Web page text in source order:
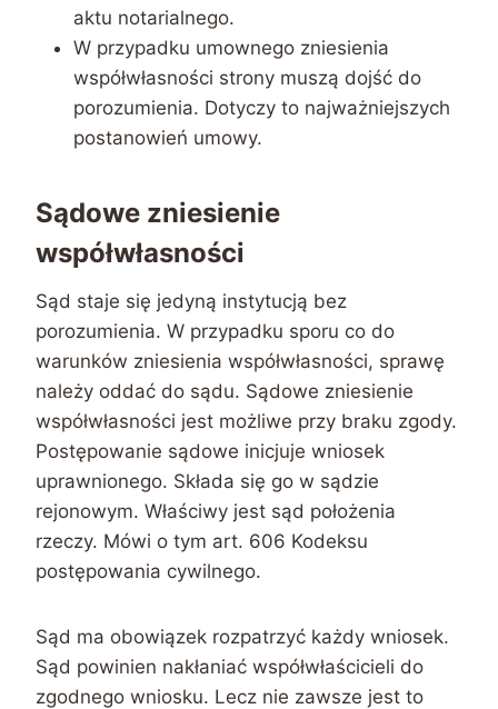
aktu notarialnego.
W przypadku umownego zniesienia
współwłasności strony muszą dojść do
porozumienia. Dotyczy to najważniejszych
postanowień umowy.
Sądowe zniesienie
współwłasności
Sąd staje się jedyną instytucją bez
porozumienia. W przypadku sporu co do
warunków zniesienia współwłasności, sprawę
należy oddać do sądu. Sądowe zniesienie
współwłasności jest możliwe przy braku zgody.
Postępowanie sądowe inicjuje wniosek
uprawnionego. Składa się go w sądzie
rejonowym. Właściwy jest sąd położenia
rzeczy. Mówi o tym art. 606 Kodeksu
postępowania cywilnego.
Sąd ma obowiązek rozpatrzyć każdy wniosek.
Sąd powinien nakłaniać współwłaścicieli do
zgodnego wniosku. Lecz nie zawsze jest to